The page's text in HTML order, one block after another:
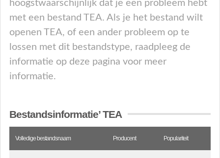
hoogstwaarschijnlijk dat je een probleem hebt
met een bestand TEA. Als je het bestand wilt
openen TEA, of een ander probleem op te
lossen met dit bestandstype, raadpleeg de
informatie op deze pagina voor meer
informatie.
Bestandsinformatie’ TEA
Volledige bestandsnaam Producent Populariteit